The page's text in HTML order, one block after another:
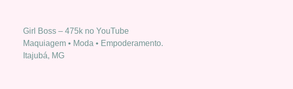
Girl Boss – 475k no YouTube
Maquiagem • Moda • Empoderamento.
Itajubá, MG